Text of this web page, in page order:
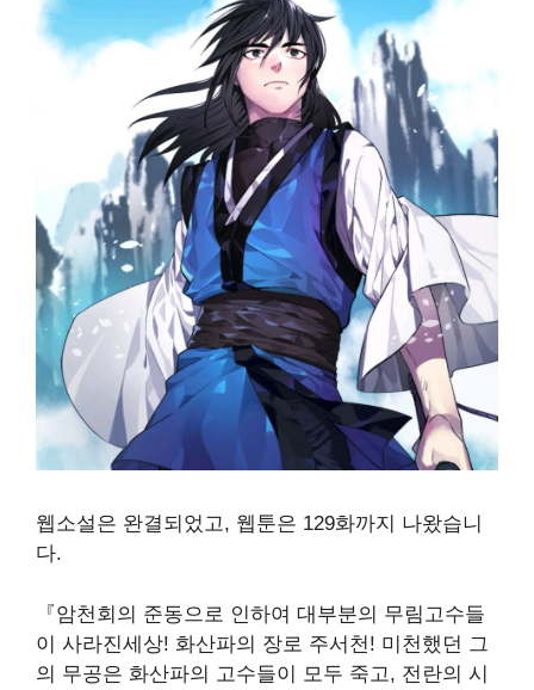
웹소설은 완결되었고, 웹툰은 129화까지 나왔습니
다.
『암천회의 준동으로 인하여 대부분의 무림고수들
이 사라진세상! 화산파의 장로 주서천 ! 미천했던 그
의 무공은 화산파의 고수들이 모두 죽고, 전란의 시